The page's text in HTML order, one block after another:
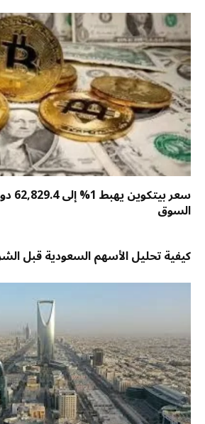
سعر
السوق
كيفية تحليل الأسهم السعودية قبل